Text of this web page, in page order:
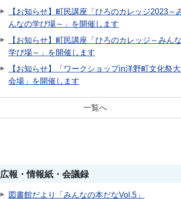
【お知らせ】町民講座「ひろのカレッジ2023～
んなの学び場～」を開催します
【お知らせ】町民講座「ひろのカレッジ～みん
学び場～」を開催します
【お知らせ】「ワークショップin洋野町文化祭
会場」を開催します
一覧へ
広報・情報紙・会議録
図書館だより「みんなの本だなVol.5」